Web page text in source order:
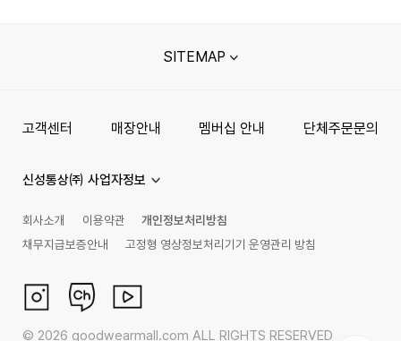
SITEMAP
고객센터 매장안내 멤버십 안내 단체주문문의
신성통상㈜ 사업자정보
회사소개 이용약관
개인정보처리방침
채무지급보증안내
고정형 영상정보처리기기 운영관리 방침
© 2026 goodwearmall.com ALL RIGHTS RESERVED